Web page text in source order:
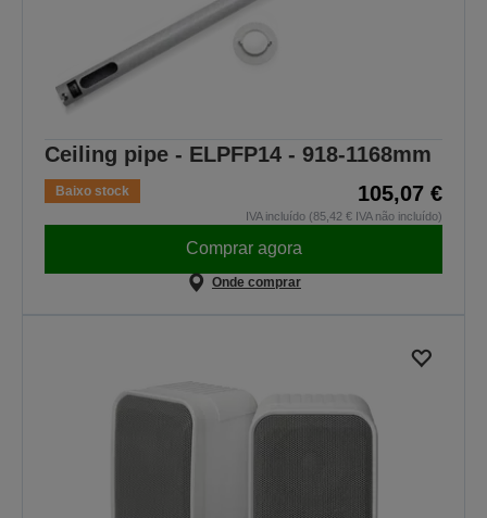
Ceiling pipe - ELPFP14 - 918-1168mm
Baixo stock 105,07 €
IVA incluído (85,42 € IVA não incluído)
Comprar agora
Onde comprar